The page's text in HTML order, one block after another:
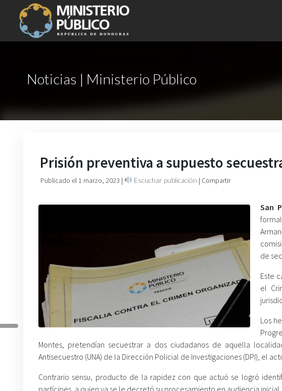
Noticias | Ministerio Público
Prisión preventiva a supuesto
Publicado el 1 marzo, 2023 | Escuchar publicación | Compartir
San
de
Este
el
Los
Montes, pretendían secuestrar a dos ciudadanos de aquella
Antisecuestro (UNA) de la Dirección Policial de Investigaciones (DPI), el
Contrario sensu, producto de la rapidez con que actuó se logró
partícipes, a quien ya se le decretó su procesamiento en audiencia inicial.